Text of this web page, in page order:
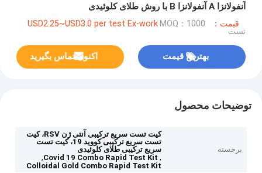
آنفولانزا A آنفولانزا B با روش طلای کلوئیدی
قیمت：USD2.25~USD3.0 per test Ex-work MOQ：1000
تست
بهترین قیمت اکنون تماس بگیرید
توضیحات محصول
برجسته
کیت تست سریع ترکیبی آنتی ژن RSV، کیت
تست سریع ترکیبی کووید 19، کیت تست
سریع ترکیبی طلای کلوئیدی
,
Covid 19 Combo Rapid Test Kit
,
Colloidal Gold Combo Rapid Test Kit